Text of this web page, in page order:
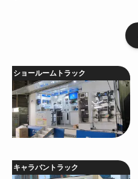
ショールームトラック
キャラバントラック